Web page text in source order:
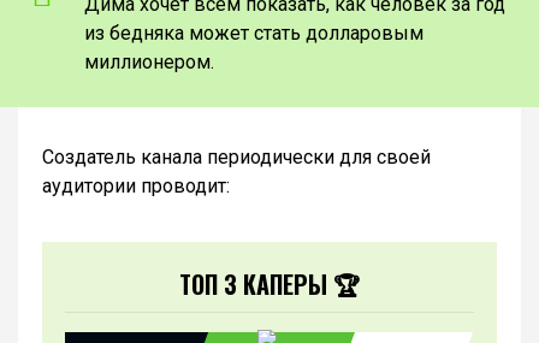
из бедняка может стать долларовым
миллионером.
Создатель канала периодически для своей
аудитории проводит:
ТОП 3 КАПЕРЫ 🏆